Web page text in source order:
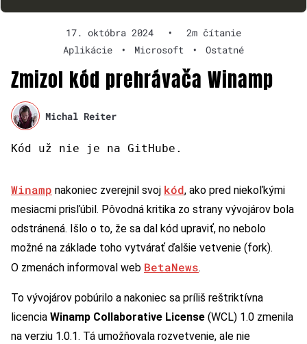
17. októbra 2024 •
2m čítanie
Aplikácie
• Microsoft • Ostatné
Zmizol kód prehrávača Winamp
Michal Reiter
Kód už nie je na GitHube.
Winamp nakoniec zverejnil svoj kód, ako pred niekoľkými
mesiacmi prisľúbil. Pôvodná kritika zo strany vývojárov bola
odstránená. Išlo o to, že sa dal kód upraviť, no nebolo
možné na základe toho vytvárať ďalšie vetvenie (fork).
O zmenách informoval web BetaNews.
To vývojárov pobúrilo a nakoniec sa príliš reštriktívna
licencia Winamp Collaborative License (WCL) 1.0 zmenila
na verziu 1.0.1. Tá umožňovala rozvetvenie, ale nie